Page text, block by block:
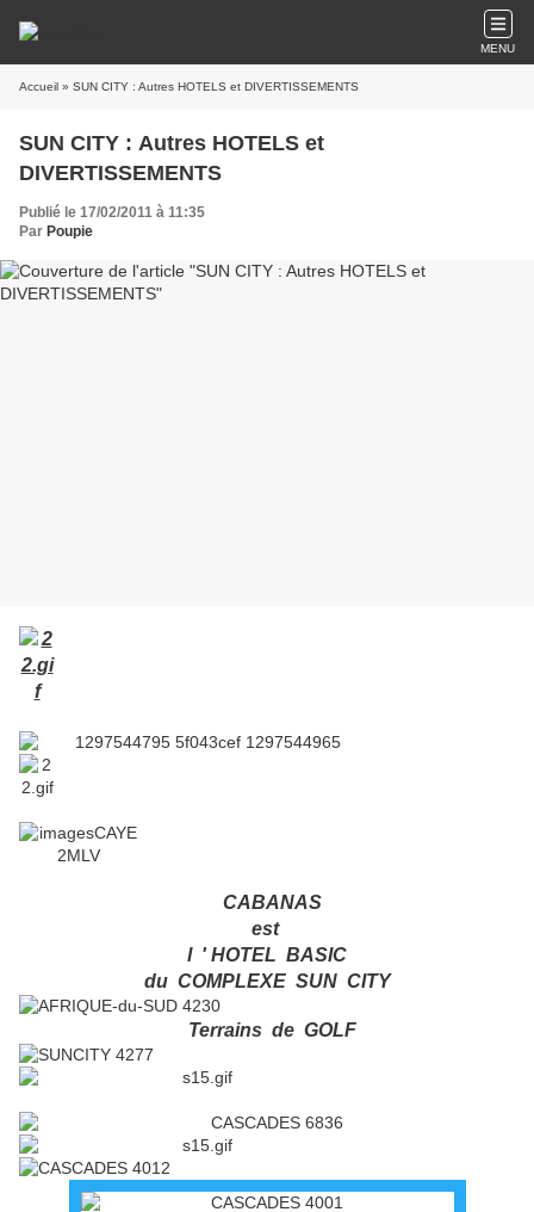
MENU
Accueil » SUN CITY : Autres HOTELS et DIVERTISSEMENTS
SUN CITY : Autres HOTELS et
DIVERTISSEMENTS
Publié le 17/02/2011 à 11:35
Par Poupie
CABANAS
est
l ' HOTEL BASIC
du COMPLEXE SUN CITY
Terrains de GOLF